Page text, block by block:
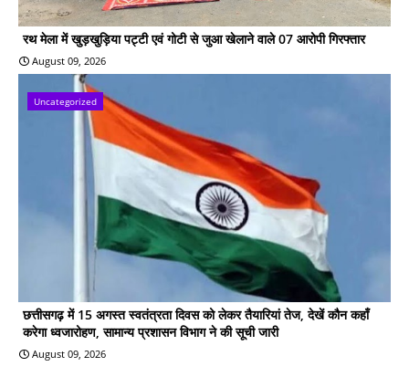
रथ मेला में खुड़खुड़िया पट्टी एवं गोटी से जुआ खेलाने वाले 07 आरोपी गिरफ्तार
August 09, 2026
Uncategorized
छत्तीसगढ़ में 15 अगस्त स्वतंत्रता दिवस को लेकर तैयारियां तेज, देखें कौन कहाँ
करेगा ध्वजारोहण, सामान्य प्रशासन विभाग ने की सूची जारी
August 09, 2026